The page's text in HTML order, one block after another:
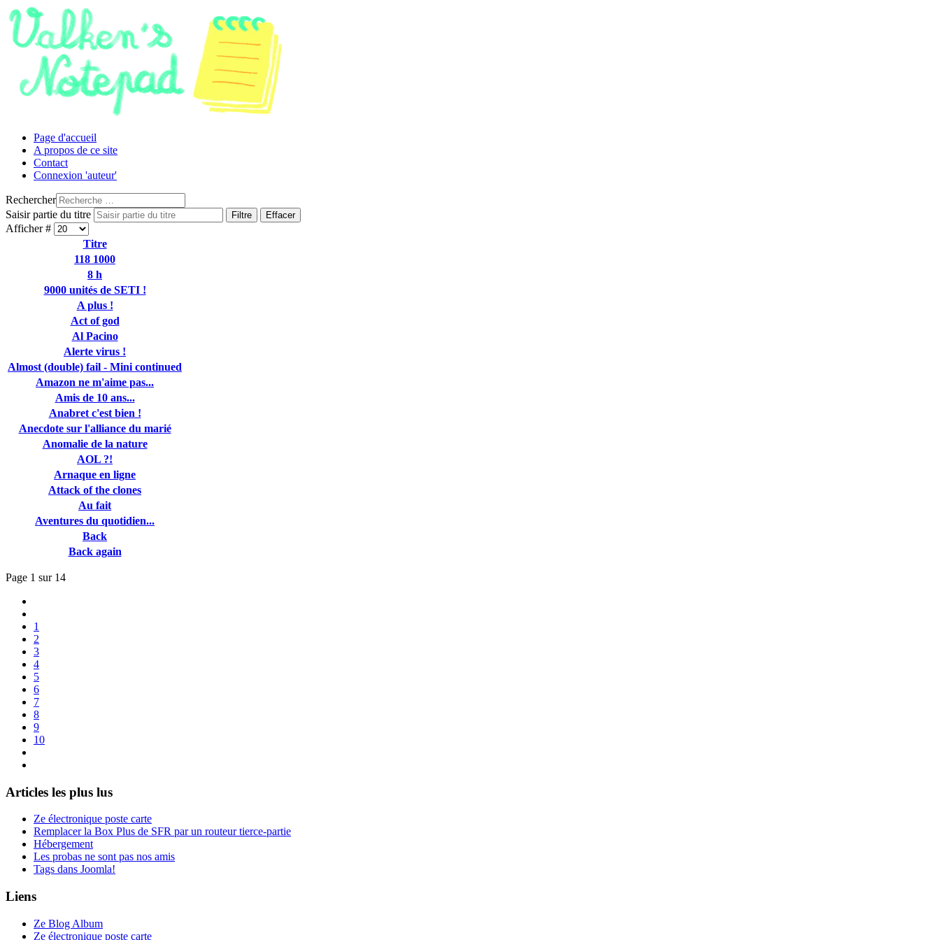
Page d'accueil
A propos de ce site
Contact
Connexion 'auteur'
Rechercher
Saisir partie du titre
Filtre Effacer
Afficher #
Titre
118 1000
8 h
9000 unités de SETI !
A plus !
Act of god
Al Pacino
Alerte virus !
Almost (double) fail - Mini continued
Amazon ne m'aime pas...
Amis de 10 ans...
Anabret c'est bien !
Anecdote sur l'alliance du marié
Anomalie de la nature
AOL ?!
Arnaque en ligne
Attack of the clones
Au fait
Aventures du quotidien...
Back
Back again
Page 1 sur 14
1
2
3
4
5
6
7
8
9
10
Articles les plus lus
Ze électronique poste carte
Remplacer la Box Plus de SFR par un routeur tierce-partie
Hébergement
Les probas ne sont pas nos amis
Tags dans Joomla!
Liens
Ze Blog Album
Ze électronique poste carte